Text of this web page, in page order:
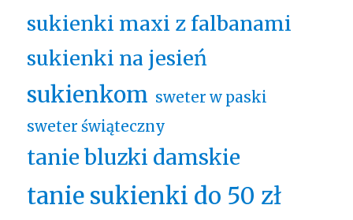
sukienki maxi z falbanami
sukienki na jesień
sukienkom sweter w paski
sweter świąteczny
tanie bluzki damskie
tanie sukienki do 50 zł